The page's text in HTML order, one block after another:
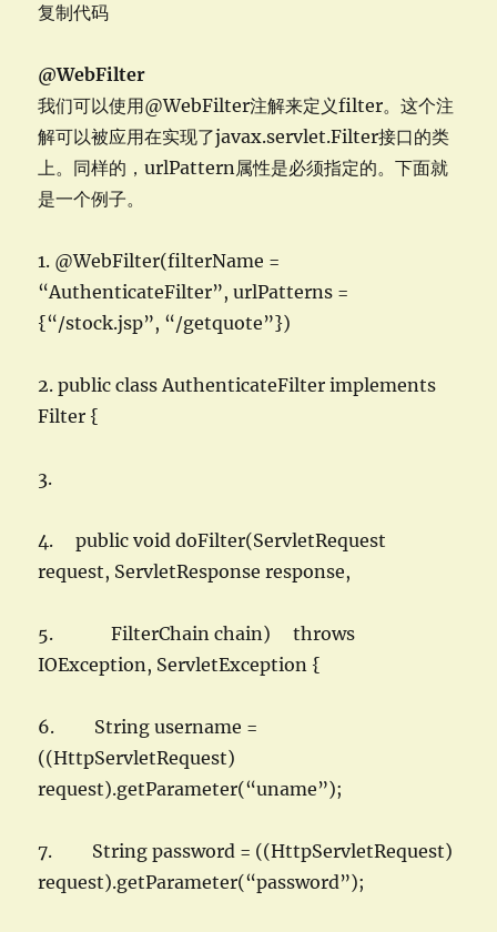
复制代码
@WebFilter
我们可以使用@WebFilter注解来定义filter。这个注
解可以被应用在实现了javax.servlet.Filter接口的类
上。同样的，urlPattern属性是必须指定的。下面就
是一个例子。
1. @WebFilter(filterName =
“AuthenticateFilter”, urlPatterns =
{“/stock.jsp”, “/getquote”})
2. public class AuthenticateFilter implements
Filter {
3.
4. public void doFilter(ServletRequest
request, ServletResponse response,
5. FilterChain chain) throws
IOException, ServletException {
6. String username =
((HttpServletRequest)
request).getParameter(“uname”);
7. String password = ((HttpServletRequest)
request).getParameter(“password”);